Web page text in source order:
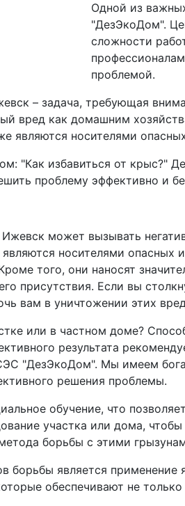
Одной из
"ДезЭкоДом".
сложности
проблемой.
– задача, требующая
вред как домашним
являются носителями
"Как избавиться от крыс?"
проблему эффективно и
может вызывать
носителями опасных
того, они наносят
присутствия. Если вы
вам в уничтожении этих
или в частном доме?
результата
"ДезЭкоДом". Мы имеем
решения проблемы.
обучение, что
участка или дома,
борьбы с этими
борьбы является
обеспечивают не